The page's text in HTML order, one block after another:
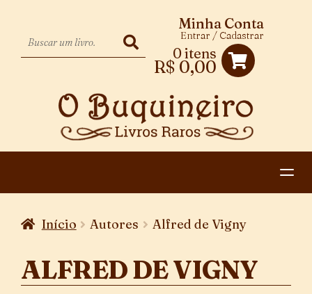
0 itens
R$ 0,00
Minha Conta
Entrar / Cadastrar
DESCENDENTE
PAGAMENTO E ENTREGA
Início Autores Alfred de Vigny
ALFRED DE VIGNY